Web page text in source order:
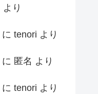
より
に tenori より
に 匿名 より
に tenori より